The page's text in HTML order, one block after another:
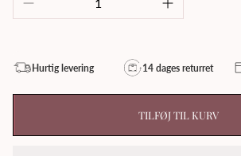
Hurtig levering 14 dages returret
TILFØJ TIL KURV